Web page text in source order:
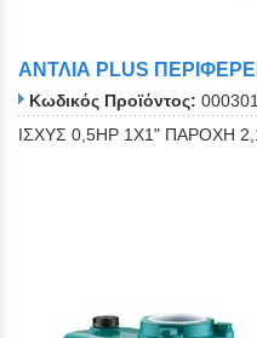
ΑΝΤΛΙΑ PLUS
Κωδικός Προϊόντος:
ΙΣΧΥΣ 0,5ΗΡ 1Χ1" ΠΑΡΟΧΗ